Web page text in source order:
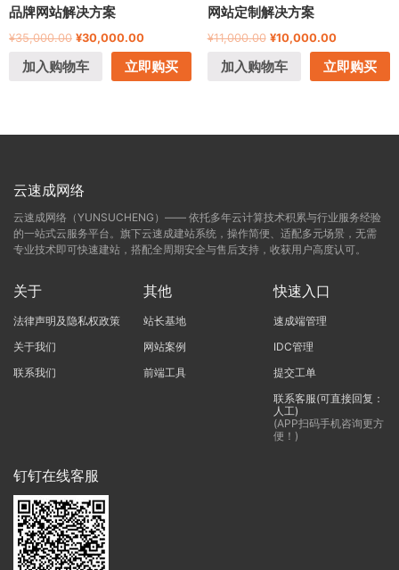
品牌网站解决方案
¥35,000.00 ¥30,000.00
加入购物车 立即购买
网站定制解决方案
¥11,000.00 ¥10,000.00
加入购物车 立即购买
云速成网络
云速成网络（YUNSUCHENG）—— 依托多年云计算技术积累与行业服务经验
的一站式云服务平台。旗下云速成建站系统，操作简便、适配多元场景，无需
专业技术即可快速建站，搭配全周期安全与售后支持，收获用户高度认可。
关于
法律声明及隐私权政策
关于我们
联系我们
其他
站长基地
网站案例
前端工具
快速入口
速成端管理
IDC管理
提交工单
联系客服(可直接回复：
人工)
(APP扫码手机咨询更方
便！)
钉钉在线客服